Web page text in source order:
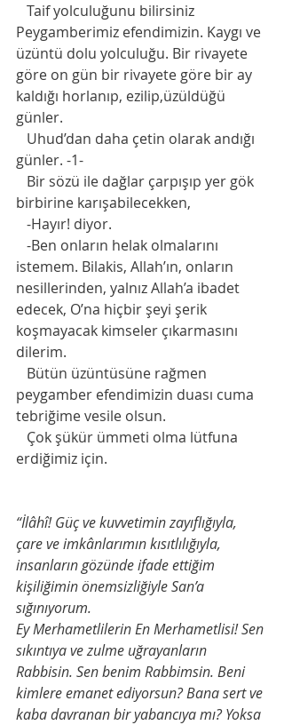
Peygamberimiz efendimizin. Kaygı ve
üzüntü dolu yolculuğu. Bir rivayete
göre on gün bir rivayete göre bir ay
kaldığı horlanıp, ezilip,üzüldüğü
günler.
günler. -1-
birbirine karışabilecekken,
   -Hayır! diyor.
istemem. Bilakis, Allah’ın, onların
nesillerinden, yalnız Allah’a ibadet
edecek, O’na hiçbir şeyi şerik
koşmaya­cak kimseler çıkarmasını
dilerim.
peygamber efendimizin duası cuma
tebriğime vesile olsun.
erdiğimiz için.
“İlâhî! Güç ve kuvvetimin zayıflığıyla,
çare ve imkânlarımın kısıtlılığıyla,
insanların gözünde ifade ettiğim
kişiliğimin önemsizliğiyle San’a
sığınıyorum.
Ey Merhametlilerin En Merhametlisi! Sen
sıkıntıya ve zulme uğrayanların
Rabbisin. Sen benim Rabbimsin. Beni
kimlere emanet ediyorsun? Bana sert ve
kaba davranan bir yabancıya mı? Yoksa